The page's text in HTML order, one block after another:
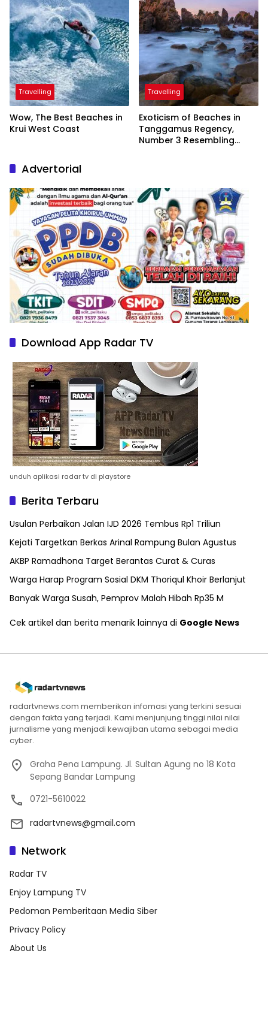
Travelling
Wow, The Best Beaches in
Krui West Coast
Travelling
Exoticism of Beaches in
Tanggamus Regency,
Number 3 Resembling
Advertorial
Download App Radar TV
unduh aplikasi radar tv di playstore
Berita Terbaru
Usulan Perbaikan Jalan IJD 2026 Tembus Rp1 Triliun
Kejati Targetkan Berkas Arinal Rampung Bulan Agustus
AKBP Ramadhona Target Berantas Curat & Curas
Warga Harap Program Sosial DKM Thoriqul Khoir Berlanjut
Banyak Warga Susah, Pemprov Malah Hibah Rp35 M
Cek artikel dan berita menarik lainnya di Google News
radartvnews.com memberikan infomasi yang terkini sesuai
dengan fakta yang terjadi. Kami menjunjung tinggi nilai nilai
jurnalisme yang menjadi kewajiban utama sebagai media
cyber.
Graha Pena Lampung. Jl. Sultan Agung no 18 Kota
Sepang Bandar Lampung
0721-5610022
radartvnews@gmail.com
Network
Radar TV
Enjoy Lampung TV
Pedoman Pemberitaan Media Siber
Privacy Policy
About Us